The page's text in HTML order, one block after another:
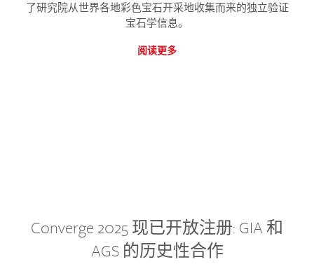
了研究院从世界各地彩色宝石开采地收集而来的独立验证
宝石学信息。
阅读更多
Converge 2025 现已开放注册: GIA 和
AGS 的历史性合作